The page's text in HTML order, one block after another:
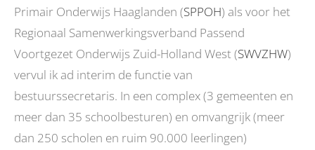
Primair Onderwijs Haaglanden (SPPOH) als voor het
Regionaal Samenwerkingsverband Passend
Voortgezet Onderwijs Zuid-Holland West (SWVZHW)
vervul ik ad interim de functie van
bestuurssecretaris. In een complex (3 gemeenten en
meer dan 35 schoolbesturen) en omvangrijk (meer
dan 250 scholen en ruim 90.000 leerlingen)